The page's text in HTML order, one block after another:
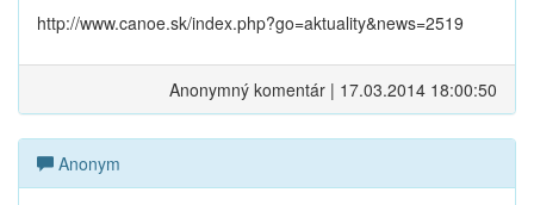
http://www.canoe.sk/index.php?go=aktuality&news=2519
Anonymný komentár | 17.03.2014 18:00:50
Anonym